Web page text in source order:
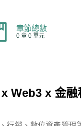
章節總數
0 章 0 單元
Web3 x 金融